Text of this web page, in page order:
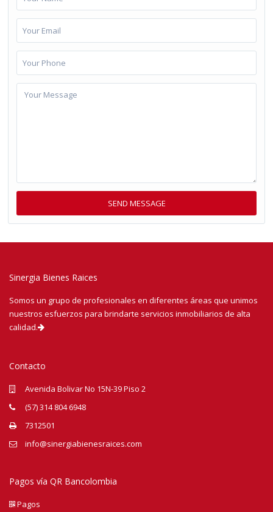
Sinergia Bienes Raices
Somos un grupo de profesionales en diferentes áreas que unimos
nuestros esfuerzos para brindarte servicios inmobiliarios de alta
calidad.
Contacto
Avenida Bolivar No 15N-39 Piso 2
(57) 314 804 6948
7312501
info@sinergiabienesraices.com
Pagos vía QR Bancolombia
Pagos